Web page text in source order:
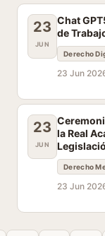
23
JUN
Chat
de
Derecho
23 Jun
23
JUN
la Real
Derecho
23 Jun